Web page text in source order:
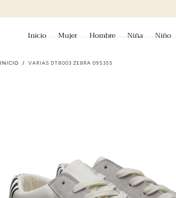
Inicio Mujer Hombre Niña Niño
INICIO / VARIAS DT8003 ZEBRA 095355